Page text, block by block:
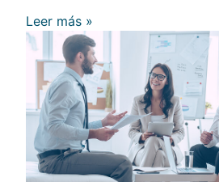
Leer más »